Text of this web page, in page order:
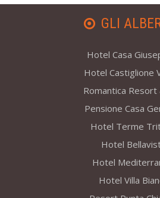
GLI
Hotel Casa
Hotel Castiglione
Romantica Resort
Pensione Casa
Hotel Terme
Hotel
Hotel
Hotel Villa